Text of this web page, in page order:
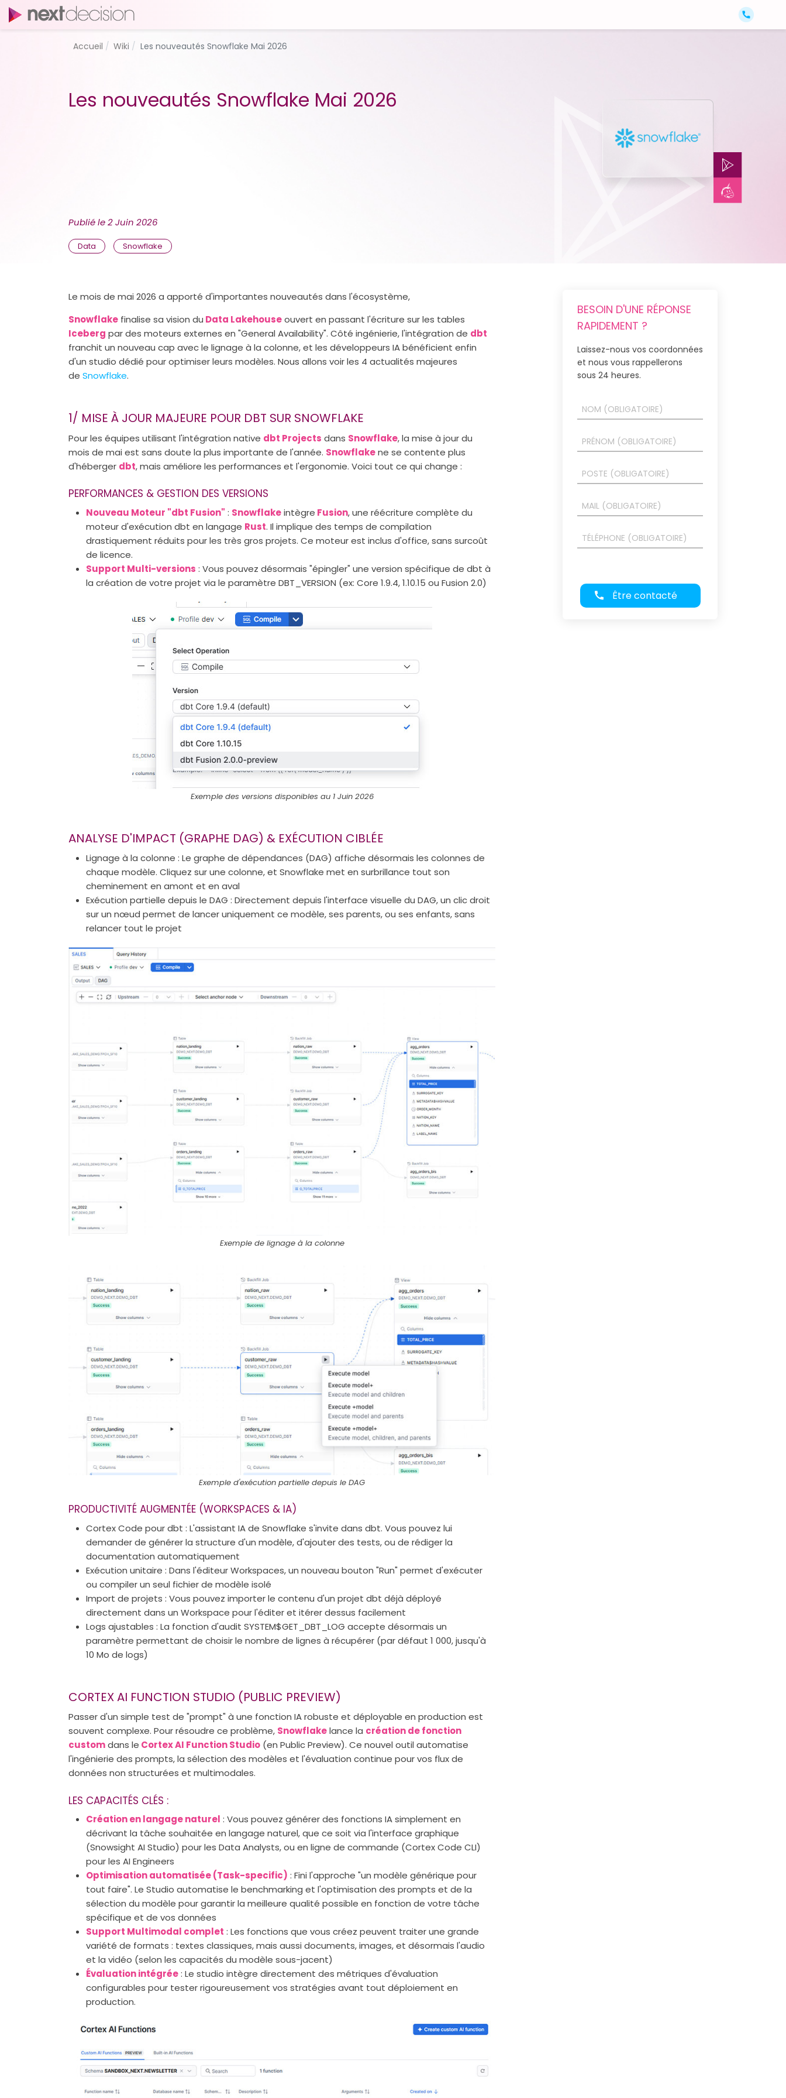
Accueil Wiki Les nouveautés Snowflake Mai 2026
Les nouveautés Snowflake Mai 2026
Publié le2 Juin 2026
Data Snowflake
Le mois de mai 2026 a apporté d'importantes nouveautés dans l'écosystème,
Snowflake finalise sa vision du Data Lakehouseouvert en passant l'écriture sur les tables
Iceberg par des moteurs externes en "General Availability". Côté ingénierie, l'intégration de dbt
franchit un nouveau cap avec le lignage à la colonne, et les développeurs IA bénéficient enfin
d'un studio dédié pour optimiser leurs modèles. Nous allons voir les 4 actualités majeures
de Snowflake.
1/ MISE À JOUR MAJEURE POUR DBT SUR SNOWFLAKE
Pour les équipes utilisant l'intégration native dbt Projects dans Snowflake, la mise à jour du
mois de mai est sans doute la plus importante de l'année. Snowflakene se contente plus
d'héberger dbt, mais améliore les performances et l'ergonomie. Voici tout ce qui change :
PERFORMANCES & GESTION DES VERSIONS
Nouveau Moteur "dbt Fusion" : Snowflakeintègre Fusion, une réécriture complète du
moteur d'exécution dbt en langage Rust. Il implique des temps de compilation
drastiquement réduits pour les très gros projets. Ce moteur est inclus d'office, sans surcoût
de licence.
Support Multi-versions : Vous pouvez désormais "épingler" une version spécifique de dbt à
la création de votre projet via le paramètre DBT_VERSION (ex: Core 1.9.4, 1.10.15 ou Fusion 2.0)
Exemple des versions disponibles au 1 Juin 2026
ANALYSE D'IMPACT (GRAPHE DAG) & EXÉCUTION CIBLÉE
Lignage à la colonne : Le graphe de dépendances (DAG) affiche désormais les colonnes de
chaque modèle. Cliquez sur une colonne, et Snowflake met en surbrillance tout son
cheminement en amont et en aval
Exécution partielle depuis le DAG : Directement depuis l'interface visuelle du DAG, un clic droit
sur un nœud permet de lancer uniquement ce modèle, ses parents, ou ses enfants, sans
relancer tout le projet
Exemple de lignage à la colonne
Exemple d'exécution partielle depuis le DAG
PRODUCTIVITÉ AUGMENTÉE (WORKSPACES & IA)
Cortex Code pour dbt : L'assistant IA de Snowflake s'invite dans dbt. Vous pouvez lui
demander de générer la structure d'un modèle, d'ajouter des tests, ou de rédiger la
documentation automatiquement
Exécution unitaire : Dans l'éditeur Workspaces, un nouveau bouton "Run" permet d'exécuter
ou compiler un seul fichier de modèle isolé
Import de projets : Vous pouvez importer le contenu d'un projet dbt déjà déployé
directement dans un Workspace pour l'éditer et itérer dessus facilement
Logs ajustables : La fonction d'audit SYSTEM$GET_DBT_LOG accepte désormais un
paramètre permettant de choisir le nombre de lignes à récupérer (par défaut 1 000, jusqu'à
10 Mo de logs)
CORTEX AI FUNCTION STUDIO (PUBLIC PREVIEW)
Passer d'un simple test de "prompt" à une fonction IA robuste et déployable en production est
souvent complexe. Pour résoudre ce problème, Snowflakelance la création de fonction
customdans le Cortex AI Function Studio (en Public Preview). Ce nouvel outil automatise
l'ingénierie des prompts, la sélection des modèles et l'évaluation continue pour vos flux de
données non structurées et multimodales.
LES CAPACITÉS CLÉS :
Création en langage naturel : Vous pouvez générer des fonctions IA simplement en
décrivant la tâche souhaitée en langage naturel, que ce soit via l'interface graphique
(Snowsight AI Studio) pour les Data Analysts, ou en ligne de commande (Cortex Code CLI)
pour les AI Engineers
Optimisation automatisée (Task-specific) : Fini l'approche "un modèle générique pour
tout faire". Le Studio automatise le benchmarking et l'optimisation des prompts et de la
sélection du modèle pour garantir la meilleure qualité possible en fonction de votre tâche
spécifique et de vos données
Support Multimodal complet : Les fonctions que vous créez peuvent traiter une grande
variété de formats : textes classiques, mais aussi documents, images, et désormais l'audio
et la vidéo (selon les capacités du modèle sous-jacent)
Évaluation intégrée: Le studio intègre directement des métriques d'évaluation
configurables pour tester rigoureusement vos stratégies avant tout déploiement en
production.
BESOIN D'UNE RÉPONSE
RAPIDEMENT ?
Laissez-nous vos coordonnées
et nous vous rappellerons
sous 24 heures.
Être contacté